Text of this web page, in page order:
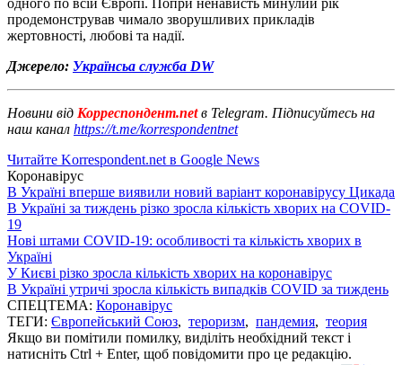
продемонстрував чимало зворушливих прикладів
жертовності, любові та надії.
Джерело: Українсьа служба DW
Новини від Корреспондент.netв Telegram. Підписуйтесь на
наш канал https://t.me/korrespondentnet
Читайте Korrespondent.net в Google News
Коронавірус
В Україні вперше виявили новий варіант коронавірусу Цикада
В Україні за тиждень різко зросла кількість хворих на COVID-
19
Нові штами COVID-19: особливості та кількість хворих в
Україні
У Києві різко зросла кількість хворих на коронавірус
В Україні утричі зросла кількість випадків COVID за тиждень
СПЕЦТЕМА: Коронавірус
ТЕГИ: Європейський Союз, тероризм, пандемия, теория
Якщо ви помітили помилку, виділіть необхідний текст і
натисніть Ctrl + Enter, щоб повідомити про це редакцію.